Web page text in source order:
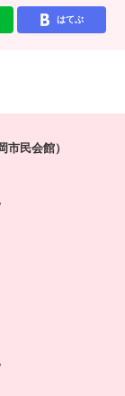
はてぶ
市民会館）